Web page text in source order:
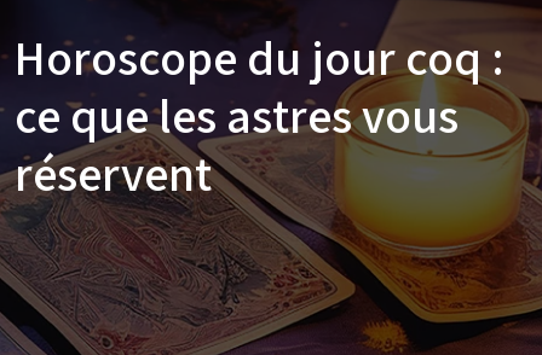
Horoscope du jour coq :
ce que les astres vous
réservent